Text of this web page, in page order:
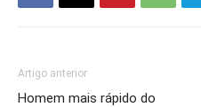
Artigo anterior
Homem mais rápido do